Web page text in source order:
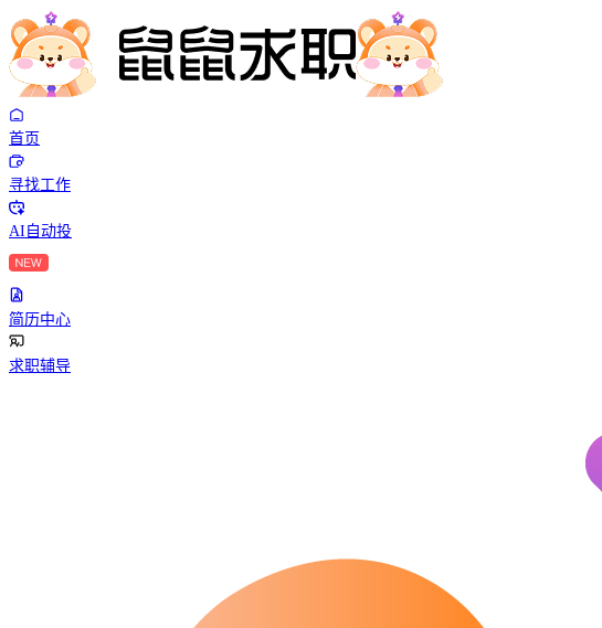
首页
寻找工作
AI自动投
简历中心
求职辅导